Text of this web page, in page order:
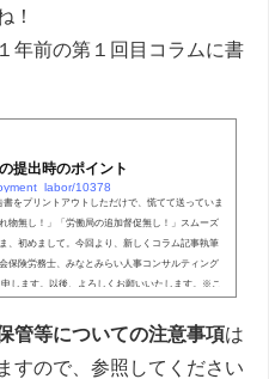
！
年前の第１回目コラムに書
提出時のポイント
10378
をプリントアウトしただけで、慌てて送っていま
物無し！」「労働局の追加督促無し！」スムーズ
、初めまして。今回より、新しくコラム記事執筆
保険労務士、みなとみらい人事コンサルティング
します。以後、よろしくお願いいたします。※こ
美初...
管等についての注意事項は
すので、参照してください